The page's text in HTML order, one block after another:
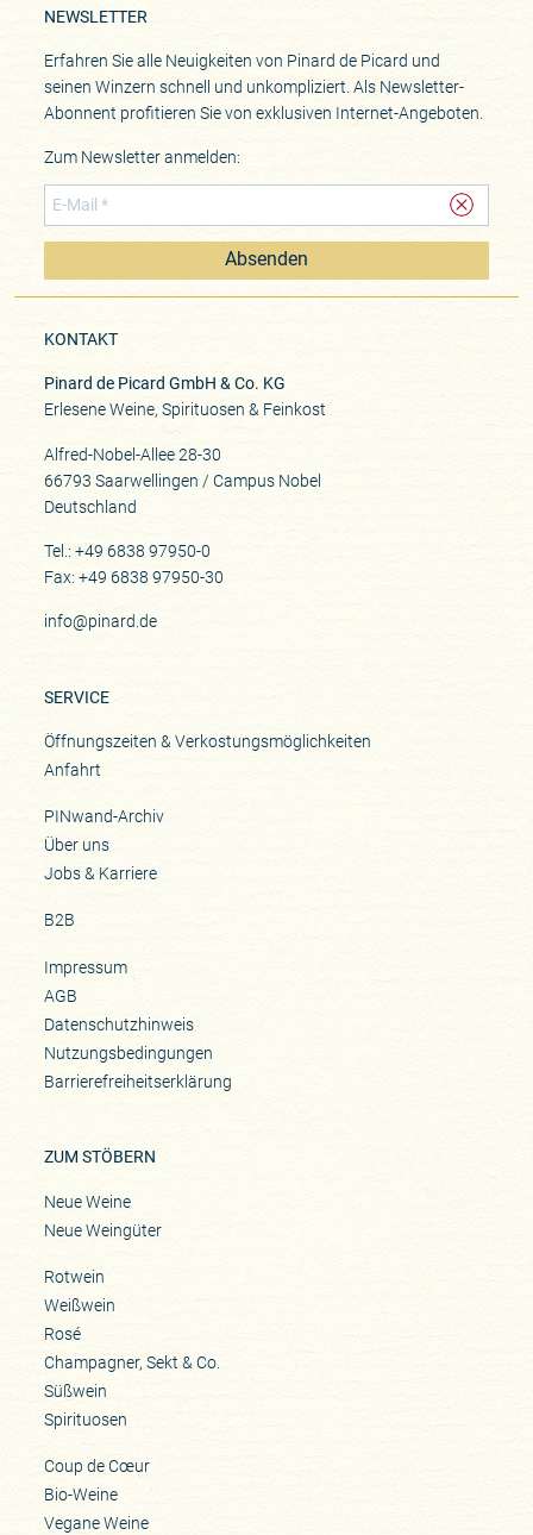
NEWSLETTER
Erfahren Sie alle Neuigkeiten von Pinard de Picard und
seinen Winzern schnell und unkompliziert. Als Newsletter-
Abonnent profitieren Sie von exklusiven Internet-Angeboten.
Zum Newsletter anmelden:
Absenden
KONTAKT
Pinard de Picard GmbH & Co. KG
Erlesene Weine, Spirituosen & Feinkost
Alfred-Nobel-Allee 28-30
66793 Saarwellingen / Campus Nobel
Deutschland
Tel.: +49 6838 97950-0
Fax: +49 6838 97950-30
info@pinard.de
SERVICE
Öffnungszeiten & Verkostungsmöglichkeiten
Anfahrt
PINwand-Archiv
Über uns
Jobs & Karriere
B2B
Impressum
AGB
Datenschutzhinweis
Nutzungsbedingungen
Barrierefreiheitserklärung
ZUM STÖBERN
Neue Weine
Neue Weingüter
Rotwein
Weißwein
Rosé
Champagner, Sekt & Co.
Süßwein
Spirituosen
Coup de Cœur
Bio-Weine
Vegane Weine